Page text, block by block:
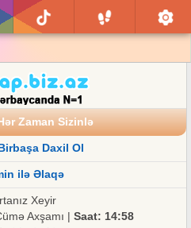
Zaman Sizinlə
Daxil Ol
ilə Əlaqə
Xeyir
Axşamı | Saat: 14:58